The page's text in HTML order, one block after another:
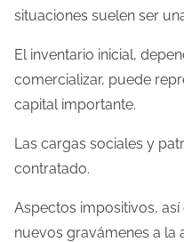
situaciones suelen ser
El inventario inicial,
comercializar, puede
capital importante.
Las cargas sociales y
contratado.
Aspectos impositivos,
nuevos gravámenes a la